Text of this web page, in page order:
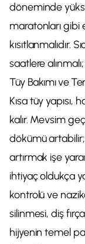
döneminde
maratonları
kısıtlanmalıdır.
saatlere
Tüy Bakımı ve
Kısa tüy
kalır. Mevsim
dökümü artabilir;
artırmak işe
ihtiyaç oldukça
kontrolü ve
silinmesi, diş
hijyenin temel